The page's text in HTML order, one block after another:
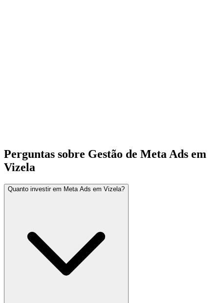
Perguntas sobre Gestão de Meta Ads em
Vizela
Quanto investir em Meta Ads em Vizela?